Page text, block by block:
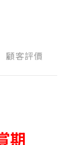
顧客評價
期